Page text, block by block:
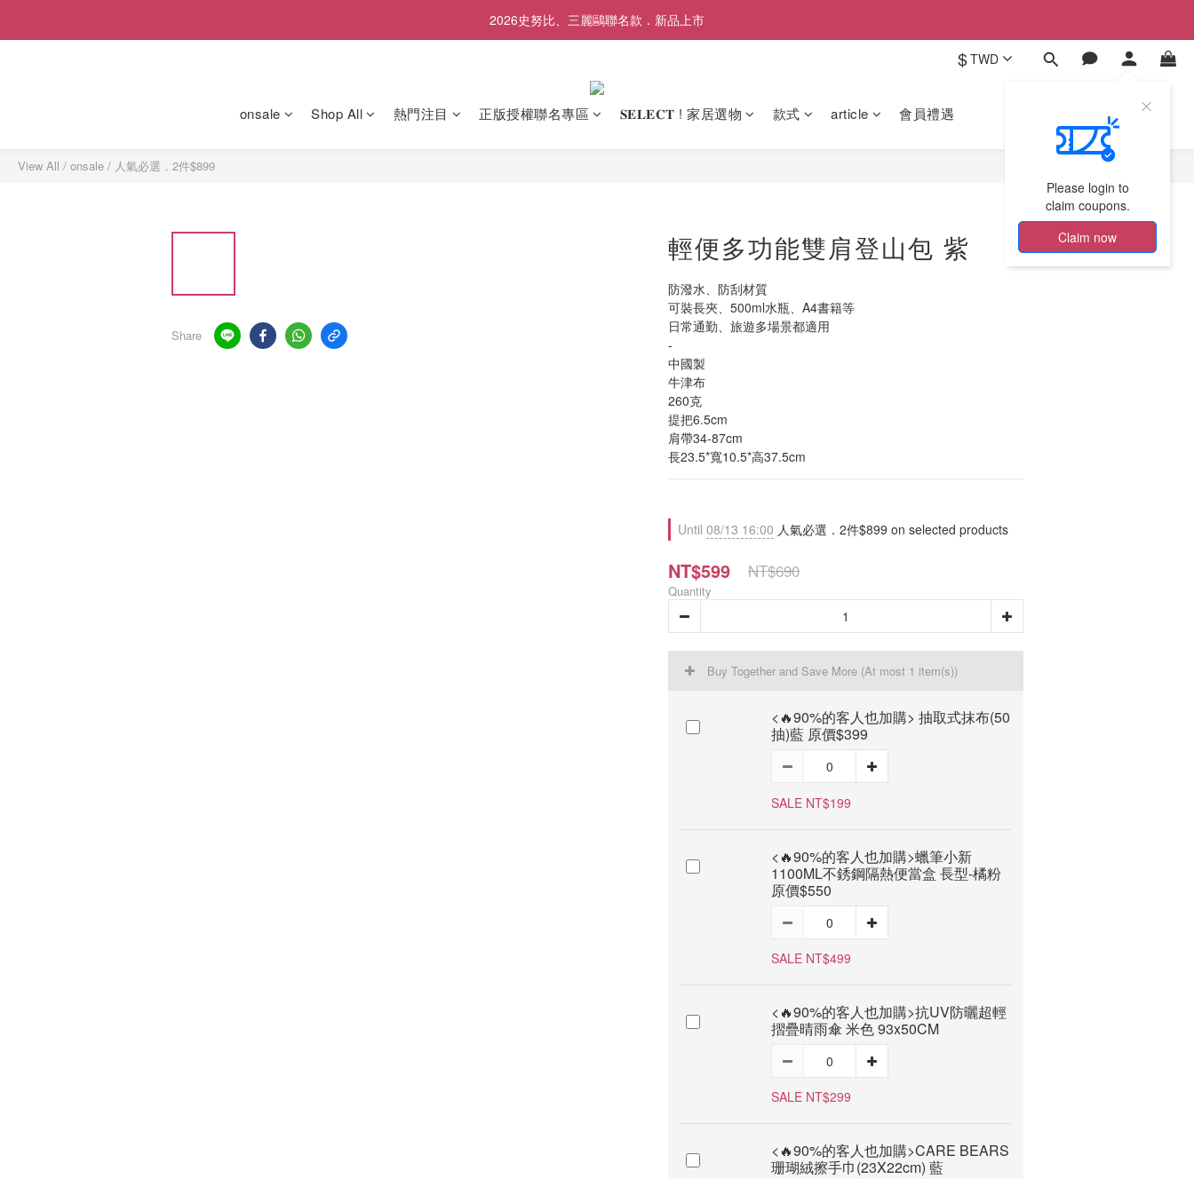
歡慶SNOOPY生日❤限時1件免運
2026史努比、三麗鷗聯名款．新品上市
$TWD
Please login to
claim coupons.
Claim now
onsale Shop All 熱門注目 正版授權聯名專區 𝐒𝐄𝐋𝐄𝐂𝐓 ! 家居選物 款式 article 會員禮遇
View All / onsale / 人氣必選．2件$899
Share
輕便多功能雙肩登山包 紫
防潑水、防刮材質
可裝長夾、500ml水瓶、A4書籍等
日常通勤、旅遊多場景都適用
-
中國製
牛津布
260克
提把6.5cm
肩帶34-87cm
長23.5*寬10.5*高37.5cm
Until 08/13 16:00 人氣必選．2件$899 on selected products
NT$599 NT$690
Quantity
Buy Together and Save More (At most 1 item(s))
<🔥90%的客人也加購> 抽取式抹布(50
抽)藍 原價$399
SALE NT$199
<🔥90%的客人也加購>蠟筆小新
1100ML不銹鋼隔熱便當盒 長型-橘粉
原價$550
SALE NT$499
<🔥90%的客人也加購>抗UV防曬超輕
摺疊晴雨傘 米色 93x50CM
SALE NT$299
<🔥90%的客人也加購>CARE BEARS
珊瑚絨擦手巾(23X22cm) 藍